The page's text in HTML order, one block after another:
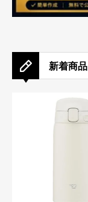
新着商品